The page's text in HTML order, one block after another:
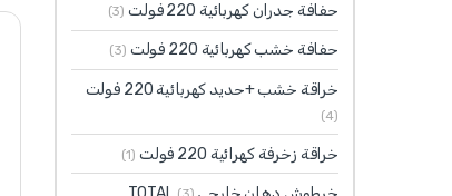
حفافة جدران كهربائية 220 فولت (3)
حفافة خشب كهربائية 220 فولت (3)
خراقة خشب +حديد كهربائية 220 فولت
(4)
خراقة زخرفة كهرائية 220 فولت (1)